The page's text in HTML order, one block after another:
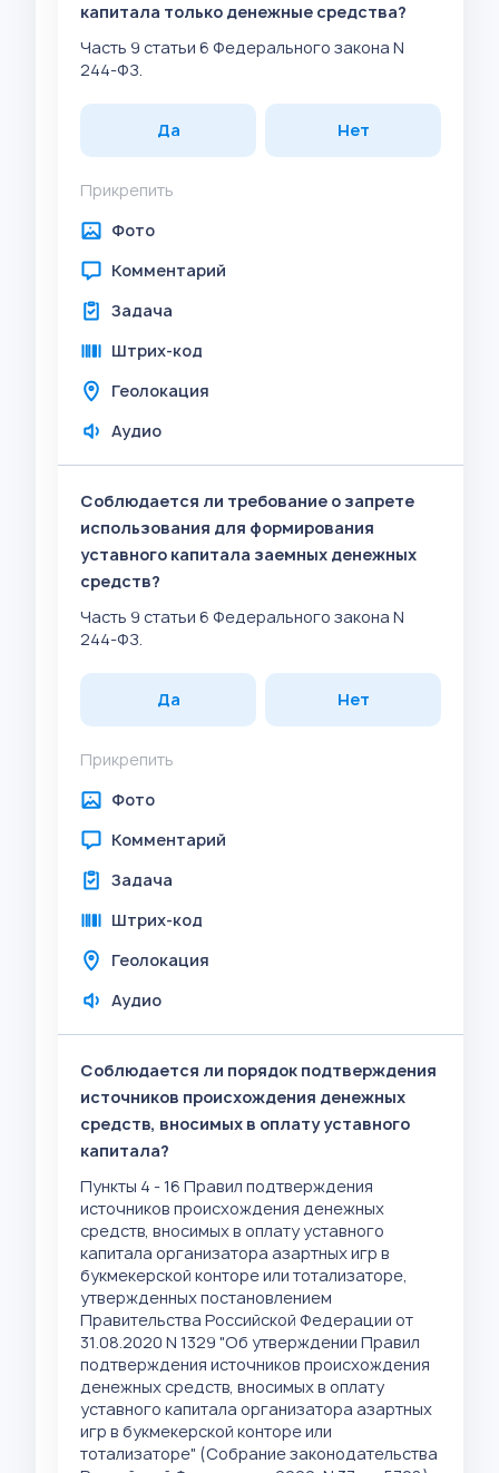
капитала только денежные средства?
Часть 9 статьи 6 Федерального закона N
244-ФЗ.
Да Нет
Прикрепить
Фото
Комментарий
Задача
Штрих-код
Геолокация
Аудио
Соблюдается ли требование о запрете
использования для формирования
уставного капитала заемных денежных
средств?
Часть 9 статьи 6 Федерального закона N
244-ФЗ.
Да Нет
Прикрепить
Фото
Комментарий
Задача
Штрих-код
Геолокация
Аудио
Соблюдается ли порядок подтверждения
источников происхождения денежных
средств, вносимых в оплату уставного
капитала?
Пункты 4 - 16 Правил подтверждения
источников происхождения денежных
средств, вносимых в оплату уставного
капитала организатора азартных игр в
букмекерской конторе или тотализаторе,
утвержденных постановлением
Правительства Российской Федерации от
31.08.2020 N 1329 "Об утверждении Правил
подтверждения источников происхождения
денежных средств, вносимых в оплату
уставного капитала организатора азартных
игр в букмекерской конторе или
тотализаторе" (Собрание законодательства